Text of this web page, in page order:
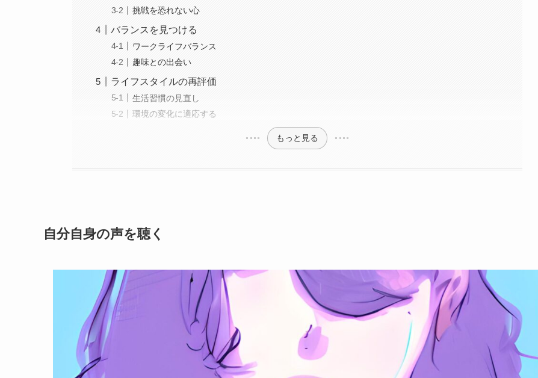
挑戦を恐れない心
バランスを見つける
ワークライフバランス
趣味との出会い
ライフスタイルの再評価
生活習慣の見直し
環境の変化に適応する
もっと見る
自分自身の声を聴く